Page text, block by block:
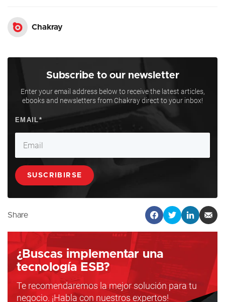
Chakray
Subscribe to our newsletter
Enter your email address below to receive the latest articles,
ebooks and newsletters from Chakray direct to your inbox!
Share
¿Buscas implementar una
tecnología ESB?
Te recomendaremos la mejor solución para tu
negocio. ¡Habla con nuestros expertos!